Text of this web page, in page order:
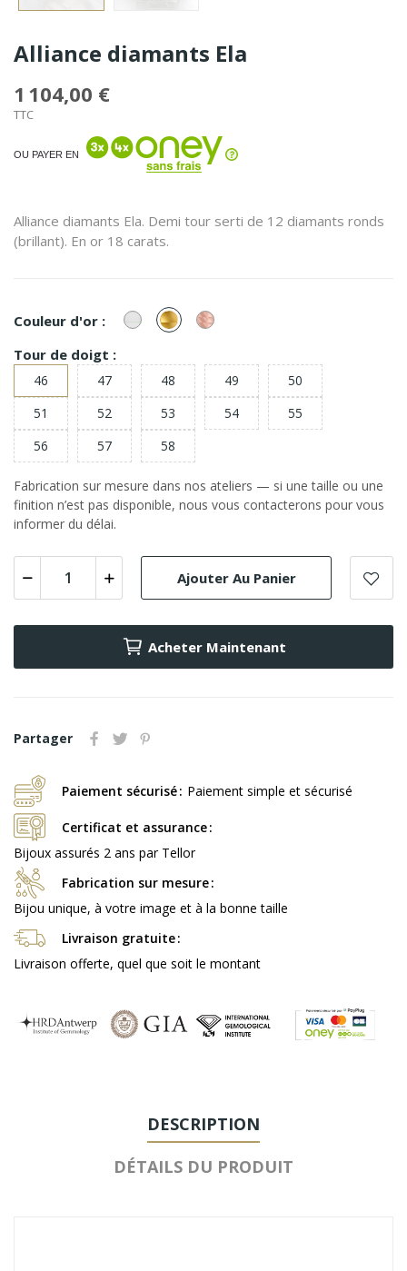
Alliance diamants Ela
1 104,00 €
TTC
OU PAYER EN
Alliance diamants Ela. Demi tour serti de 12 diamants ronds
(brillant). En or 18 carats.
Couleur d'or : or
Blanc
or
Jaune
or
Rose
Tour de doigt :
46 47 48 49
50
51
52 53 54
55
56
57 58
Fabrication sur mesure dans nos ateliers — si une taille ou une
finition n’est pas disponible, nous vous contacterons pour vous
informer du délai.
Ajouter Au Panier
Acheter Maintenant
Partager
Paiement sécurisé Paiement simple et sécurisé
Certificat et assurance
Bijoux assurés 2 ans par Tellor
Fabrication sur mesure
Bijou unique, à votre image et à la bonne taille
Livraison gratuite
Livraison offerte, quel que soit le montant
DESCRIPTION
DÉTAILS DU PRODUIT